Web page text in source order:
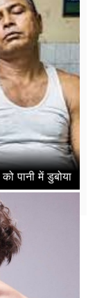
पानी में डुबोया